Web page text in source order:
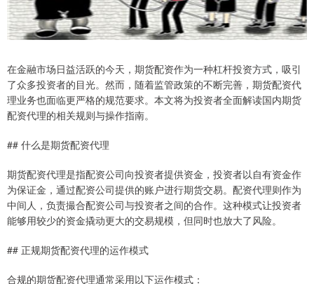
在金融市场日益活跃的今天，期货配资作为一种杠杆投资方式，吸引
了众多投资者的目光。然而，随着监管政策的不断完善，期货配资代
理业务也面临更严格的规范要求。本文将为投资者全面解读国内期货
配资代理的相关规则与操作指南。
## 什么是期货配资代理
期货配资代理是指配资公司向投资者提供资金，投资者以自有资金作
为保证金，通过配资公司提供的账户进行期货交易。配资代理则作为
中间人，负责撮合配资公司与投资者之间的合作。这种模式让投资者
能够用较少的资金撬动更大的交易规模，但同时也放大了风险。
## 正规期货配资代理的运作模式
合规的期货配资代理通常采用以下运作模式：